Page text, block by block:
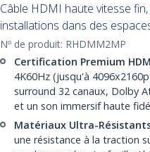
Câble HDMI haute vitesse
installations dans des
Nº de produit: RHDMM2MP
Certification Premium
4K60Hz (jusqu'à
surround 32 canaux, Dolby
et un son immersif haute
Matériaux Ultra-
une résistance à la traction